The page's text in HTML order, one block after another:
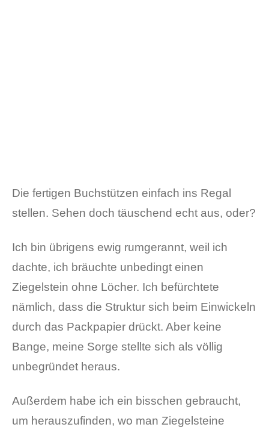
Die fertigen Buchstützen einfach ins Regal
stellen. Sehen doch täuschend echt aus, oder?
Ich bin übrigens ewig rumgerannt, weil ich
dachte, ich bräuchte unbedingt einen
Ziegelstein ohne Löcher. Ich befürchtete
nämlich, dass die Struktur sich beim Einwickeln
durch das Packpapier drückt. Aber keine
Bange, meine Sorge stellte sich als völlig
unbegründet heraus.
Außerdem habe ich ein bisschen gebraucht,
um herauszufinden, wo man Ziegelsteine